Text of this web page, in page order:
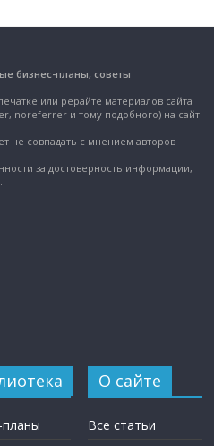
бизнес-планы, советы
или рерайте материалов сайта
noreferrer и тому подобного) на сайт
не совпадать с мнением авторов
за достоверность информации,
планы
О сайте
Все статьи